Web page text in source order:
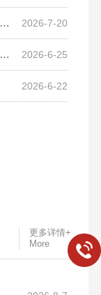
2026-7-20
2026-6-25
2026-6-22
更多详情+
More